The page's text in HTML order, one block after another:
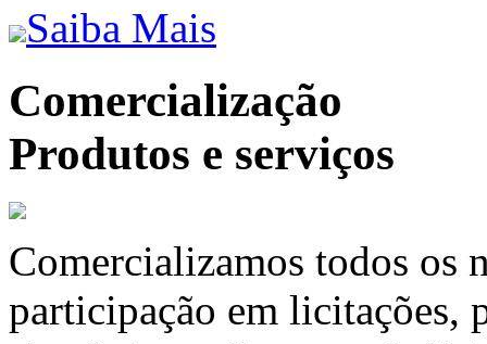
Saiba Mais
Comercialização
Produtos e serviços
Comercializamos todos os
participação em licitações,